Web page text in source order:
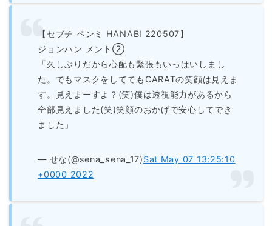
【セブチ ペンミ HANABI 220507】
ジョンハン メント②
「久しぶりだから心配も緊張もいっぱいしまし
た。でもマスクをしててもCARATの笑顔は見えま
す。見えまーすよ？(笑)僕は透視能力があるから
全部見えました(笑)笑顔のおかげで安心してでき
ました」
— せな(@sena_sena_17)Sat May 07 13:25:10
+0000 2022